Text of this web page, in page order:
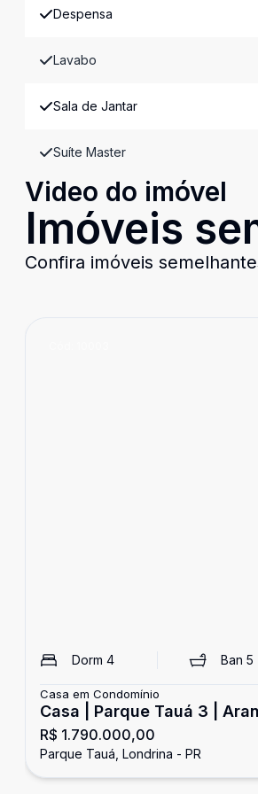
Despensa
Lavabo
Sala de Jantar
Suíte Master
Video do imóvel
Imóveis
Confira imóveis
Dorm 4 Ban5
Casa em Condomínio
Casa | Parque Tauá 3 |
R$ 1.790.000,00
Parque Tauá, Londrina - PR